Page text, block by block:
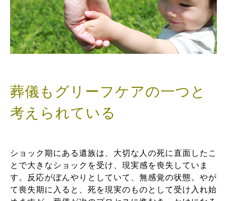
葬儀もグリーフケアの一つと
考えられている
ショック期にある遺族は、大切な人の死に直面したこ
とで大きなショックを受け、現実感を喪失していま
す。反応がぼんやりとしていて、無感覚の状態。やが
て喪失期に入ると、死を現実のものとして受け入れ始